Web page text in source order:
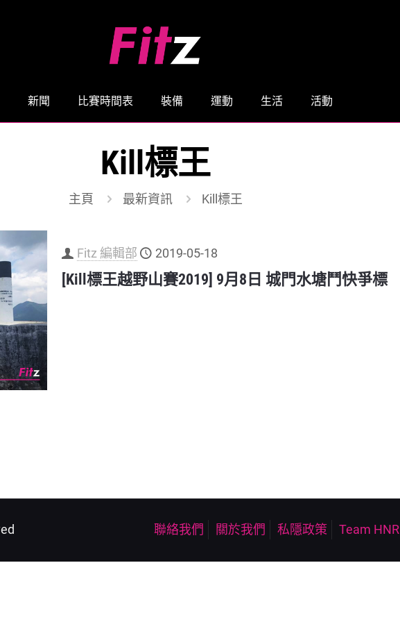
新聞 比賽時間表 裝備 運動 生活 活動
Kill標王
主頁 最新資訊 Kill標王
Fitz 編輯部 2019-05-18
[Kill標王越野山賽2019] 9月8日 城門水塘鬥快爭標
聯絡我們 關於我們 私隱政策 Team HNR